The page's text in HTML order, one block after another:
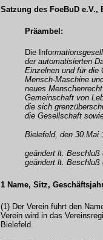
Satzung des FoeBuD e.V.,
Präambel:
Die Infor
der automatisierten
Einzelnen und für die
Mensch-Maschine
neues
Gemeinschaft von
die sich
die Gesellschaft
Bielefeld, den 30.Mai
geändert lt. Beschluß
geändert lt. Beschluß
1 Name, Sitz,
(1) Der Verein führt den
Verein wird in das
Bielefeld.